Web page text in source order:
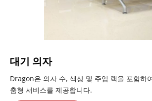
대기 의자
Dragon은 의자 수, 색상 및 주입 랙을 포함하
춤형 서비스를 제공합니다.